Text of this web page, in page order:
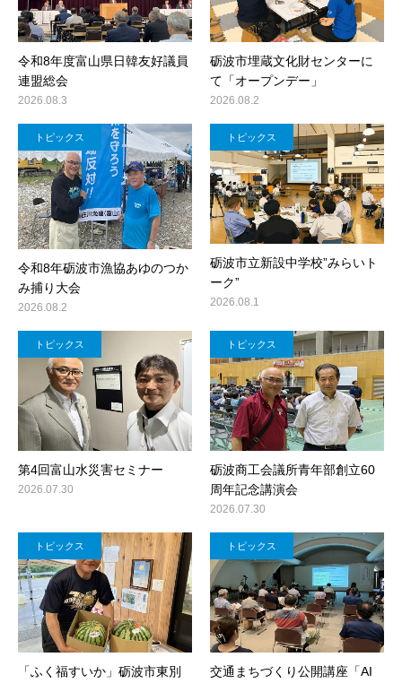
令和8年度富山県日韓友好議員
連盟総会
2026.08.3
砺波市埋蔵文化財センターに
て「オープンデー」
2026.08.2
トピックス
令和8年砺波市漁協あゆのつか
み捕り大会
2026.08.2
トピックス
砺波市立新設中学校”みらいト
ーク”
2026.08.1
トピックス
第4回富山水災害セミナー
2026.07.30
トピックス
砺波商工会議所青年部創立60
周年記念講演会
2026.07.30
トピックス
「ふく福すいか」砺波市東別
トピックス
交通まちづくり公開講座「AI